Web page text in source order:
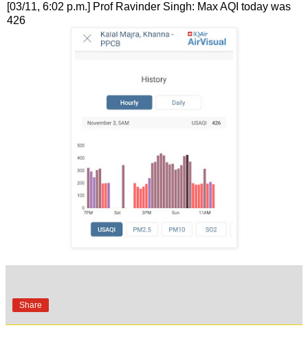
[03/11, 6:02 p.m.] Prof Ravinder Singh: Max AQI today was
426
Share